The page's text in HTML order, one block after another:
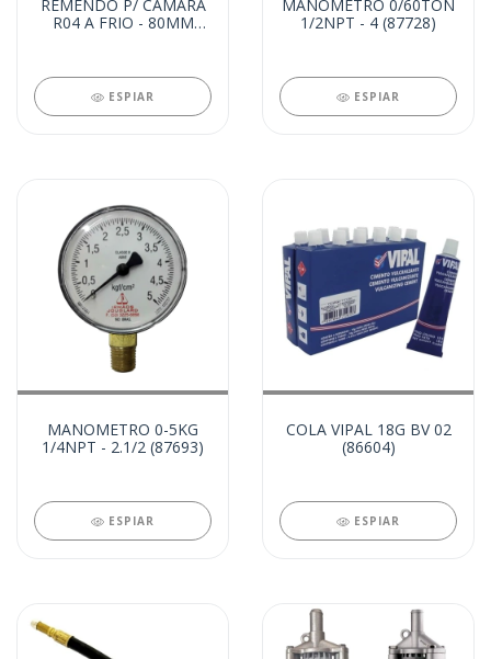
REMENDO P/ CAMARA
R04 A FRIO - 80MM
ESPIAR
MANOMETRO 0/60TON
1/2NPT - 4 (87728)
ESPIAR
MANOMETRO 0-5KG
1/4NPT - 2.1/2 (87693)
ESPIAR
COLA VIPAL 18G BV 02
(86604)
ESPIAR